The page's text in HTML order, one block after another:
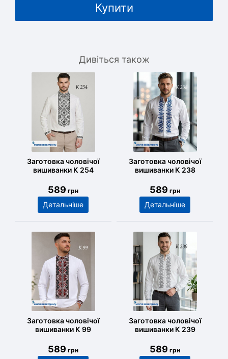
Купити
Дивіться також
Заготовка чоловічої
вишиванки К 254
589 грн
Детальніше
Заготовка чоловічої
вишиванки К 238
589 грн
Детальніше
Заготовка чоловічої
вишиванки К 99
589 грн
Заготовка чоловічої
вишиванки К 239
589 грн